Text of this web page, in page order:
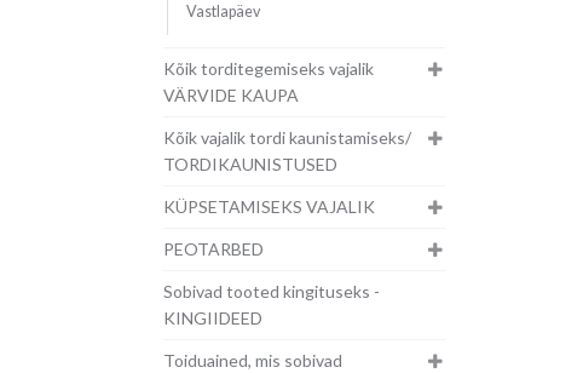
Vastlapäev
Kõik torditegemiseks vajalik
VÄRVIDE KAUPA
Kõik vajalik tordi kaunistamiseks/
TORDIKAUNISTUSED
KÜPSETAMISEKS VAJALIK
PEOTARBED
Sobivad tooted kingituseks -
KINGIIDEED
Toiduained, mis sobivad